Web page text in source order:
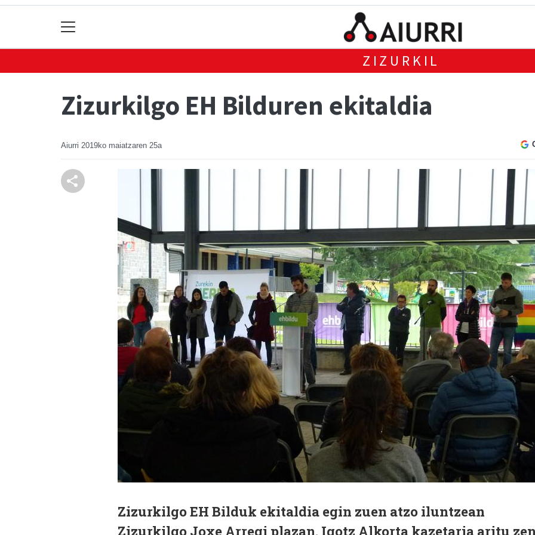
ZIZURKIL
Zizurkilgo EH Bilduren ekitaldia
Aiurri 2019ko maiatzaren 25a
Zizurkilgo EH Bilduk ekitaldia egin zuen atzo iluntzean
Zizurkilgo Joxe Arregi plazan. Igotz Alkorta kazetaria aritu